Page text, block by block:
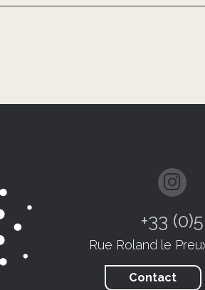
+33
Rue Roland le
Contact